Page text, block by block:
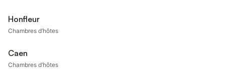
Honfleur
Chambres d’hôtes
Caen
Chambres d’hôtes